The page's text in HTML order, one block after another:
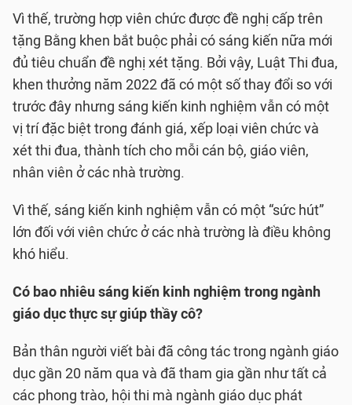
Vì thế, trường hợp viên chức được đề nghị cấp trên
tặng Bằng khen bắt buộc phải có sáng kiến nữa mới
đủ tiêu chuẩn đề nghị xét tặng. Bởi vậy, Luật Thi đua,
khen thưởng năm 2022 đã có một số thay đổi so với
trước đây nhưng sáng kiến kinh nghiệm vẫn có một
vị trí đặc biệt trong đánh giá, xếp loại viên chức và
xét thi đua, thành tích cho mỗi cán bộ, giáo viên,
nhân viên ở các nhà trường.
Vì thế, sáng kiến kinh nghiệm vẫn có một “sức hút”
lớn đối với viên chức ở các nhà trường là điều không
khó hiểu.
Có bao nhiêu sáng kiến kinh nghiệm trong ngành
giáo dục thực sự giúp thầy cô?
Bản thân người viết bài đã công tác trong ngành giáo
dục gần 20 năm qua và đã tham gia gần như tất cả
các phong trào, hội thi mà ngành giáo dục phát